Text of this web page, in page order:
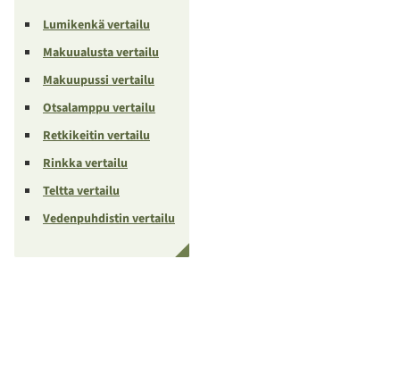
Lumikenkä vertailu
Makuualusta vertailu
Makuupussi vertailu
Otsalamppu vertailu
Retkikeitin vertailu
Rinkka vertailu
Teltta vertailu
Vedenpuhdistin vertailu